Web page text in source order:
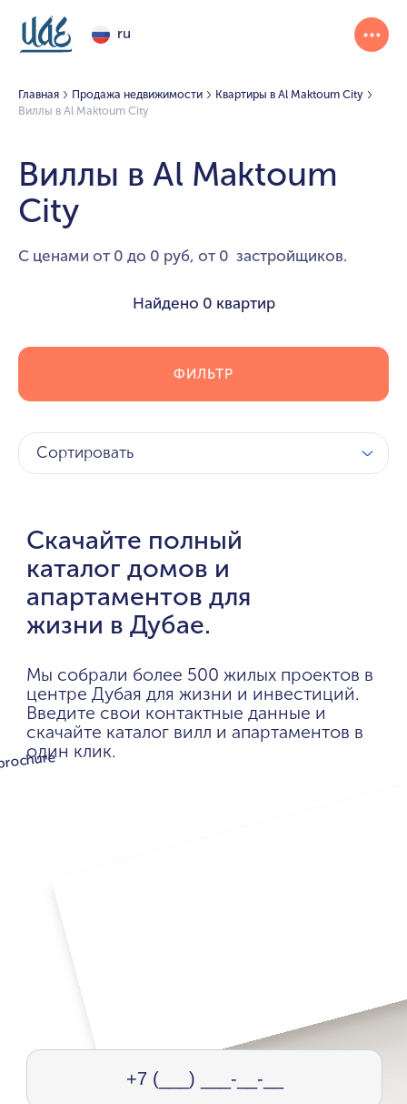
ru
Главная Продажа недвижимости
Квартиры в Al Maktoum City
Виллы в Al Maktoum City
Виллы в Al Maktoum
City
С ценами от 0 до 0 руб, от 0 застройщиков.
Найдено 0 квартир
ФИЛЬТР
Сортировать
Скачайте полный
каталог домов и
апартаментов для
жизни в Дубае.
Мы собрали более 500 жилых проектов в
центре Дубая для жизни и инвестиций.
Введите свои контактные данные и
скачайте каталог вилл и апартаментов в
один клик.